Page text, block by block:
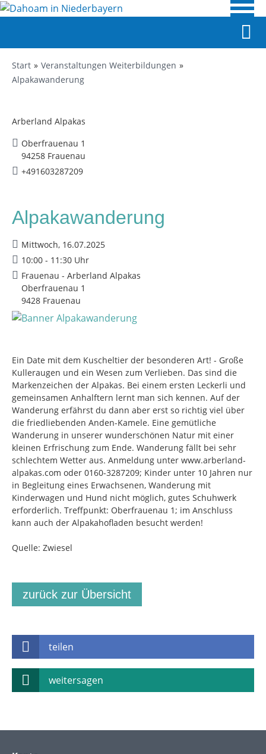
Start
Veranstaltungen Weiterbildungen
Alpakawanderung
Arberland Alpakas
Oberfrauenau 1
94258 Frauenau
+491603287209
Alpakawanderung
Mittwoch, 16.07.2025
10:00 - 11:30 Uhr
Frauenau - Arberland Alpakas
Oberfrauenau 1
9428 Frauenau
Ein Date mit dem Kuscheltier der besonderen Art! - Große
Kulleraugen und ein Wesen zum Verlieben. Das sind die
Markenzeichen der Alpakas. Bei einem ersten Leckerli und
gemeinsamen Anhalftern lernt man sich kennen. Auf der
Wanderung erfährst du dann aber erst so richtig viel über
die friedliebenden Anden-Kamele. Eine gemütliche
Wanderung in unserer wunderschönen Natur mit einer
kleinen Erfrischung zum Ende. Wanderung fällt bei sehr
schlechtem Wetter aus. Anmeldung unter www.arberland-
alpakas.com oder 0160-3287209; Kinder unter 10 Jahren nur
in Begleitung eines Erwachsenen, Wanderung mit
Kinderwagen und Hund nicht möglich, gutes Schuhwerk
erforderlich. Treffpunkt: Oberfrauenau 1; im Anschluss
kann auch der Alpakahofladen besucht werden!
Quelle: Zwiesel
zurück zur Übersicht
teilen
weitersagen